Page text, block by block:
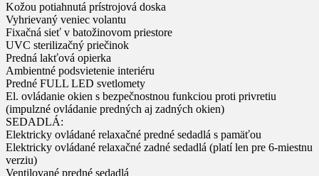
Kožou potiahnutá prístrojová doska
Vyhrievaný veniec volantu
Fixačná sieť v batožinovom priestore
UVC sterilizačný priečinok
Predná lakťová opierka
Ambientné podsvietenie interiéru
Predné FULL LED svetlomety
El. ovládanie okien s bezpečnostnou funkciou proti privretiu
(impulzné ovládanie predných aj zadných okien)
SEDADLÁ:
Elektricky ovládané relaxačné predné sedadlá s pamäťou
Elektricky ovládané relaxačné zadné sedadlá (platí len pre 6-miestnu
verziu)
Ventilované predné sedadlá